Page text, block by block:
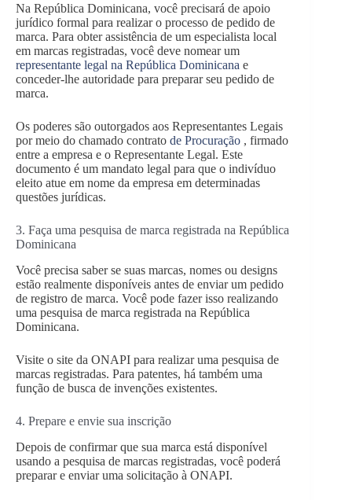
Na República Dominicana, você precisará de apoio
jurídico formal para realizar o processo de pedido de
marca. Para obter assistência de um especialista local
em marcas registradas, você deve nomear um
representante legal na República Dominicana e
conceder-lhe autoridade para preparar seu pedido de
marca.
Os poderes são outorgados aos Representantes Legais
por meio do chamado contrato de Procuração , firmado
entre a empresa e o Representante Legal. Este
documento é um mandato legal para que o indivíduo
eleito atue em nome da empresa em determinadas
questões jurídicas.
3. Faça uma pesquisa de marca registrada na República
Dominicana
Você precisa saber se suas marcas, nomes ou designs
estão realmente disponíveis antes de enviar um pedido
de registro de marca. Você pode fazer isso realizando
uma pesquisa de marca registrada na República
Dominicana.
Visite o site da ONAPI para realizar uma pesquisa de
marcas registradas. Para patentes, há também uma
função de busca de invenções existentes.
4. Prepare e envie sua inscrição
Depois de confirmar que sua marca está disponível
usando a pesquisa de marcas registradas, você poderá
preparar e enviar uma solicitação à ONAPI.